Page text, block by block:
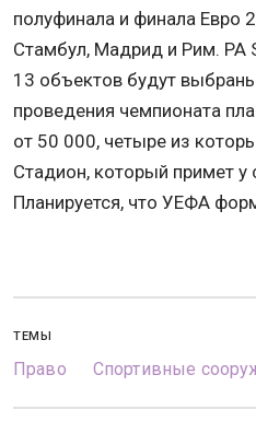
полуфинала и финала Евро
Стамбул, Мадрид и Рим. PA
13 объектов будут
проведения чемпионата
от 50 000, четыре из
Стадион, который примет
Планируется, что УЕФА
ТЕМЫ
Право Спортивные